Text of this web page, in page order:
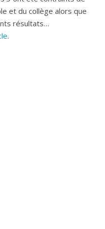
et du collège alors que
résultats…
.